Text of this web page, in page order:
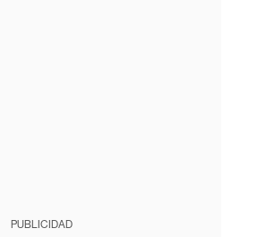
PUBLICIDAD